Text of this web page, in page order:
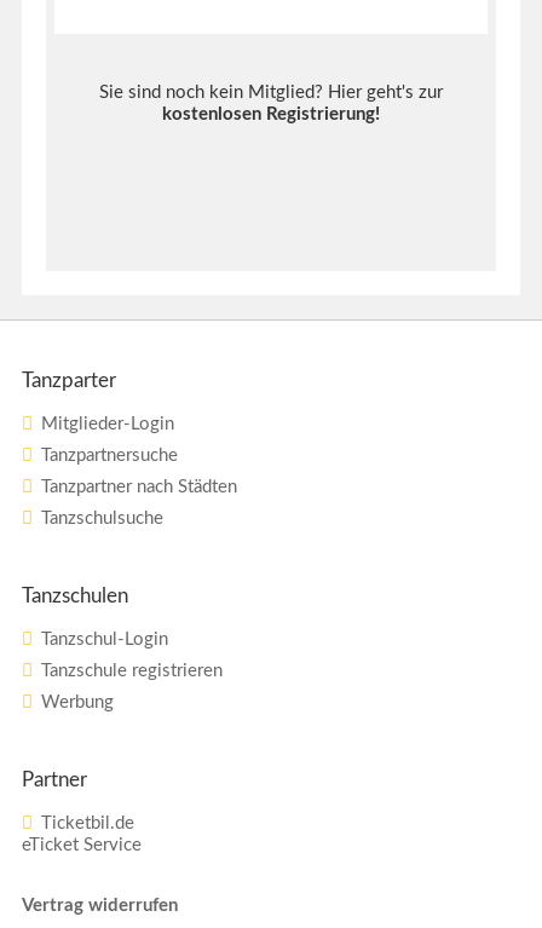
Sie sind noch kein Mitglied? Hier geht's zur
kostenlosen Registrierung!
Tanzparter
Mitglieder-Login
Tanzpartnersuche
Tanzpartner nach Städten
Tanzschulsuche
Tanzschulen
Tanzschul-Login
Tanzschule registrieren
Werbung
Partner
Ticketbil.de
eTicket Service
Vertrag widerrufen